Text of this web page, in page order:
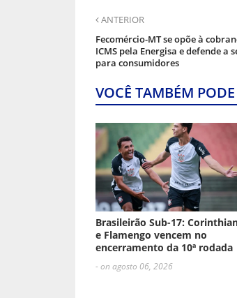
ANTERIOR
Fecomércio-MT se opõe à
ICMS pela Energisa e defende a
para consumidores
VOCÊ TAMBÉM
Brasileirão Sub-17:
e Flamengo vencem no
encerramento da 10ª rodada
- on agosto 06, 2026